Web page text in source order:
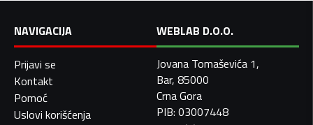
NAVIGACIJA
Prijavi se
Kontakt
Pomoć
Uslovi korišćenja
WEBLAB D.O.O.
Jovana Tomaševića 1,
Bar, 85000
Crna Gora
PIB: 03007448